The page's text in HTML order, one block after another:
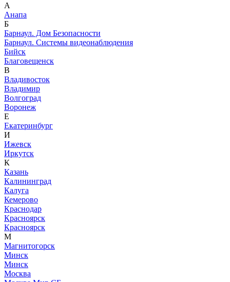
А
Анапа
Б
Барнаул. Дом Безопасности
Барнаул. Системы видеонаблюдения
Бийск
Благовещенск
В
Владивосток
Владимир
Волгоград
Воронеж
Е
Екатеринбург
И
Ижевск
Иркутск
К
Казань
Калининград
Калуга
Кемерово
Краснодар
Красноярск
Красноярск
М
Магнитогорск
Минск
Минск
Москва